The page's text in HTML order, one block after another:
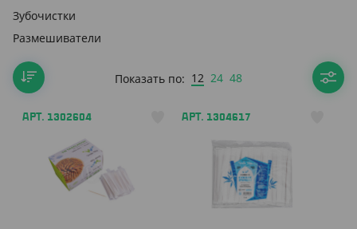
Зубочистки
Размешиватели
Показать по: 12 24 48
АРТ. 1302604 АРТ. 1304617